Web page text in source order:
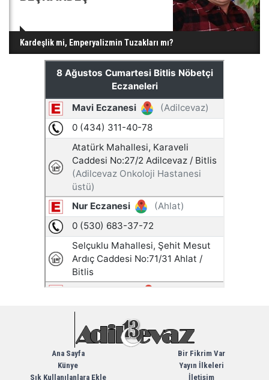
Kardeşlik mi, Emperyalizmin Tuzakları mı?
Ana Sayfa
Künye
Sık Kullanılanlara Ekle
Bir Fikrim Var
Yayın İlkeleri
İletişim